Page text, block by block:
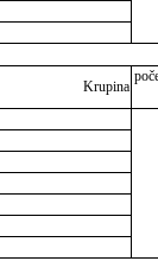
Krupina